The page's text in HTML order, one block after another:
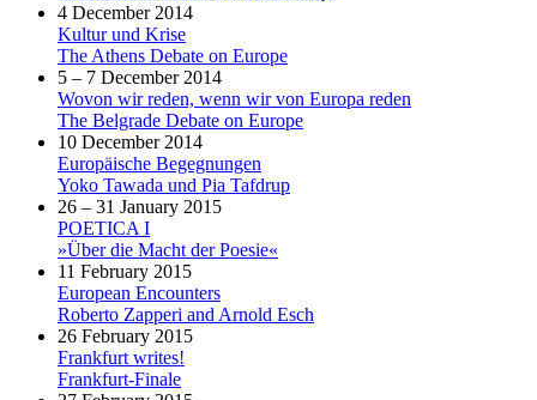
4 December 2014
Kultur und Krise
The Athens Debate on Europe
5 – 7 December 2014
Wovon wir reden, wenn wir von Europa reden
The Belgrade Debate on Europe
10 December 2014
Europäische Begegnungen
Yoko Tawada und Pia Tafdrup
26 – 31 January 2015
POETICA I
»Über die Macht der Poesie«
11 February 2015
European Encounters
Roberto Zapperi and Arnold Esch
26 February 2015
Frankfurt writes!
Frankfurt-Finale